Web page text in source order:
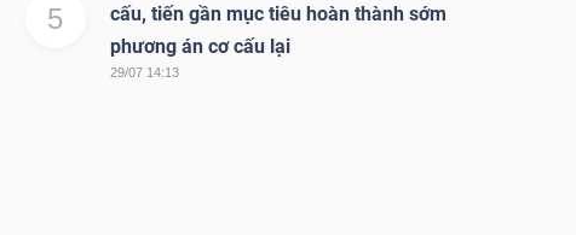
5
cấu, tiến gần mục tiêu hoàn thành sớm
phương án cơ cấu lại
29/07 14:13